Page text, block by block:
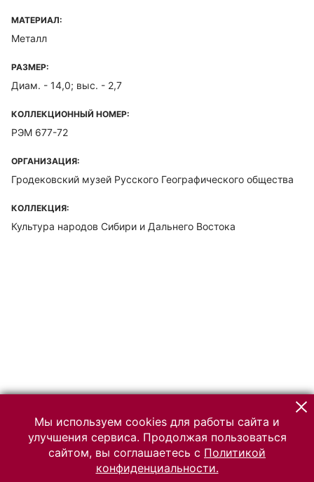
МАТЕРИАЛ:
Металл
РАЗМЕР:
Диам. - 14,0; выс. - 2,7
КОЛЛЕКЦИОННЫЙ НОМЕР:
РЭМ 677-72
ОРГАНИЗАЦИЯ:
Гродековский музей Русского Географического общества
КОЛЛЕКЦИЯ:
Культура народов Сибири и Дальнего Востока
Мы используем cookies для работы сайта и
улучшения сервиса. Продолжая пользоваться
сайтом, вы соглашаетесь с Политикой
конфиденциальности.